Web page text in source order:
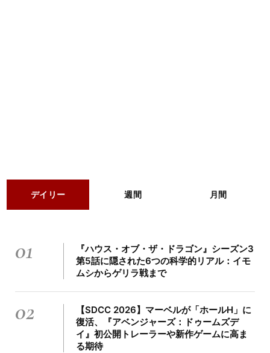
デイリー 週間 月間
01
『ハウス・オブ・ザ・ドラゴン』シーズン3
第5話に隠された6つの科学的リアル：イモ
ムシからゲリラ戦まで
02
【SDCC 2026】マーベルが「ホールH」に
復活、『アベンジャーズ：ドゥームズデ
イ』初公開トレーラーや新作ゲームに高ま
る期待